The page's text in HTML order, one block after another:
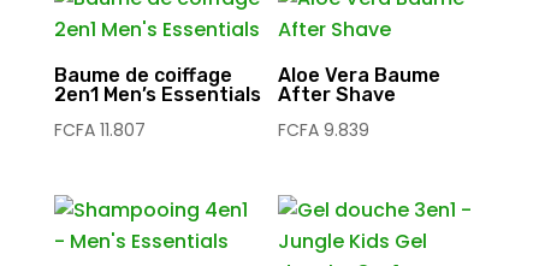
Baume de coiffage
2en1 Men’s Essentials
FCFA11.807
Aloe Vera Baume
After Shave
FCFA 9.839